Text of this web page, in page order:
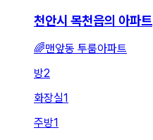
천안시 목천읍의 아파트
🌈맨앞동 투룸아파트
방2
화장실1
주방1